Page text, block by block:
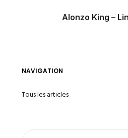
Alonzo King –
NAVIGATION
Tous les articles